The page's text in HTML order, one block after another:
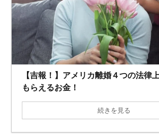
【吉報！】アメリカ離婚４つの法律
もらえるお金！
続きを見る